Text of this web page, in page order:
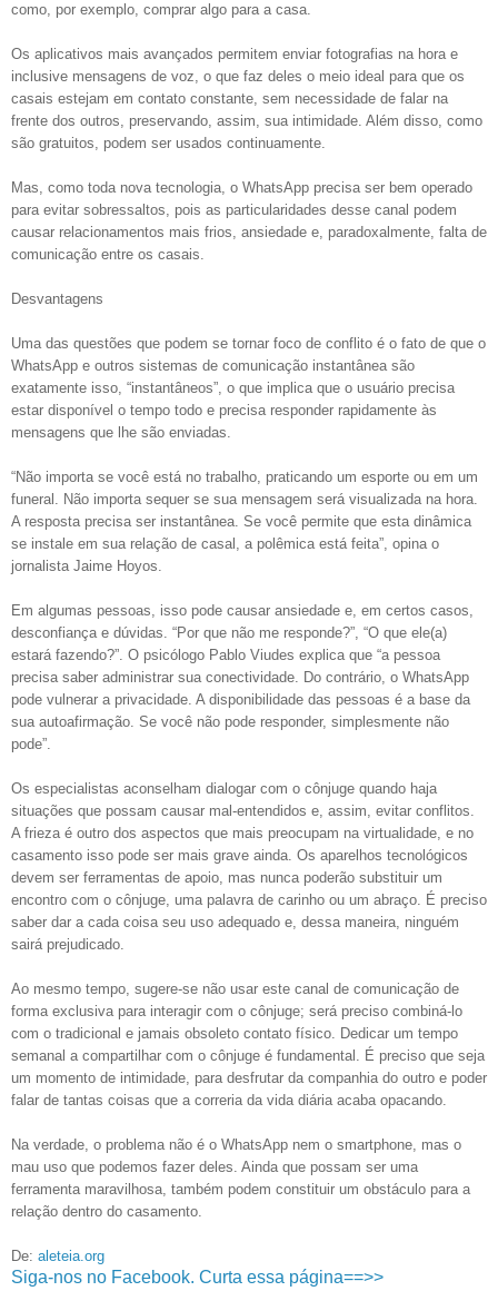
como, por exemplo, comprar algo para a casa.
Os aplicativos mais avançados permitem enviar fotografias na hora e
inclusive mensagens de voz, o que faz deles o meio ideal para que os
casais estejam em contato constante, sem necessidade de falar na
frente dos outros, preservando, assim, sua intimidade. Além disso, como
são gratuitos, podem ser usados continuamente.
Mas, como toda nova tecnologia, o WhatsApp precisa ser bem operado
para evitar sobressaltos, pois as particularidades desse canal podem
causar relacionamentos mais frios, ansiedade e, paradoxalmente, falta de
comunicação entre os casais.
Desvantagens
Uma das questões que podem se tornar foco de conflito é o fato de que o
WhatsApp e outros sistemas de comunicação instantânea são
exatamente isso, “instantâneos”, o que implica que o usuário precisa
estar disponível o tempo todo e precisa responder rapidamente às
mensagens que lhe são enviadas.
“Não importa se você está no trabalho, praticando um esporte ou em um
funeral. Não importa sequer se sua mensagem será visualizada na hora.
A resposta precisa ser instantânea. Se você permite que esta dinâmica
se instale em sua relação de casal, a polêmica está feita”, opina o
jornalista Jaime Hoyos.
Em algumas pessoas, isso pode causar ansiedade e, em certos casos,
desconfiança e dúvidas. “Por que não me responde?”, “O que ele(a)
estará fazendo?”. O psicólogo Pablo Viudes explica que “a pessoa
precisa saber administrar sua conectividade. Do contrário, o WhatsApp
pode vulnerar a privacidade. A disponibilidade das pessoas é a base da
sua autoafirmação. Se você não pode responder, simplesmente não
pode”.
Os especialistas aconselham dialogar com o cônjuge quando haja
situações que possam causar mal-entendidos e, assim, evitar conflitos.
A frieza é outro dos aspectos que mais preocupam na virtualidade, e no
casamento isso pode ser mais grave ainda. Os aparelhos tecnológicos
devem ser ferramentas de apoio, mas nunca poderão substituir um
encontro com o cônjuge, uma palavra de carinho ou um abraço. É preciso
saber dar a cada coisa seu uso adequado e, dessa maneira, ninguém
sairá prejudicado.
Ao mesmo tempo, sugere-se não usar este canal de comunicação de
forma exclusiva para interagir com o cônjuge; será preciso combiná-lo
com o tradicional e jamais obsoleto contato físico. Dedicar um tempo
semanal a compartilhar com o cônjuge é fundamental. É preciso que seja
um momento de intimidade, para desfrutar da companhia do outro e poder
falar de tantas coisas que a correria da vida diária acaba opacando.
Na verdade, o problema não é o WhatsApp nem o smartphone, mas o
mau uso que podemos fazer deles. Ainda que possam ser uma
ferramenta maravilhosa, também podem constituir um obstáculo para a
relação dentro do casamento.
De: aleteia.org
Siga-nos no Facebook. Curta essa página==>>